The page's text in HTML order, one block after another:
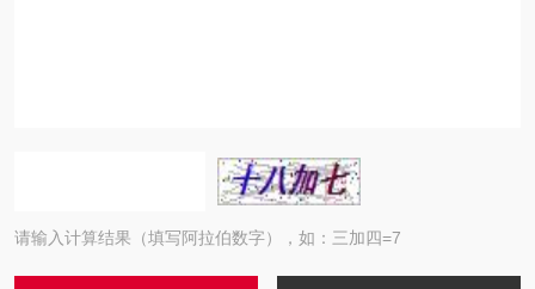
请输入计算结果（填写阿拉伯数字），如：三加四=7